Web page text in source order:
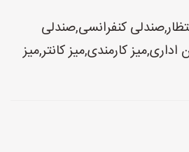
کنفرانسی,صندلی
کارمندی,میز کانتر,میز